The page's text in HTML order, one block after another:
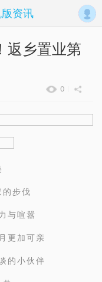
资讯
返乡置业第
0
步伐
与喧嚣
更加可亲
的小伙伴